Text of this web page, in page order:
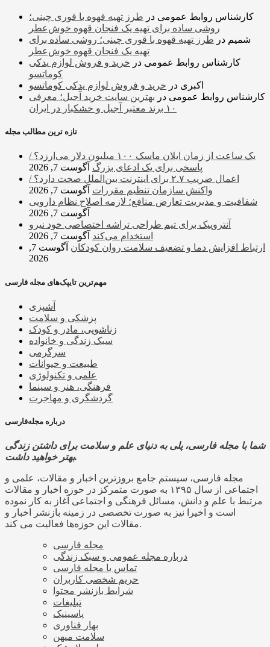
کارشناس روابط عمومی در طرز تهیه قهوه با قوری چینی؛
روشی ساده برای تهیه یک فنجان قهوه خوش‌عطر
شمیم در طرز تهیه قهوه با قوری چینی؛ روشی ساده برای
تهیه یک فنجان قهوه خوش‌عطر
کارشناس روابط عمومی در خرید و فروش لوازم یدکی
کوماتسو
اکبری در خرید و فروش لوازم یدکی کوماتسو
کارشناس روابط عمومی در بهترین سایت خرید آجیل؛ معرفی
۱۰ برند معتبر آجیل و خشکبار در ایران
تازه ترین مطالب مجله
یک ساعت از زمان ایلان ماسک ۱۰۰ میلیون دلار می‌ارزد؟ /
پاسخی برای یک ادعای بزرگ آگوست 7, 2026
اعمال ضریب ۲.۷ برای اینترنت بین‌الملل صحت دارد؟ /
واکنش سازمان تنظیم مقررات آگوست 7, 2026
شفافیت و مدیریت تعارض منافع؛ لازمه اصلاح نظام دارویی
آگوست 7, 2026
آنتروپیک برای تیم طراحی تراشه اختصاصی خود نیرو
استخدام می‌کند آگوست 7, 2026
ارتباط افزایش دما و تضعیف سلامت روان کودکان
آگوست 7,
2026
مهم‌ترین تایپک‌های مجله فارسی
آشپزی
پزشکی و سلامت
زناشویی، مادر و کودک
سبک زندگی و خانواده
سرگرمی
طبیعت و حیوانات
علمی و تکنولوژی
فرهنگی، هنر و سینما
گردشگری و مهاجرت
درباره مجله‌فارسی
شما با مجله فارسی، پلی به دنیای علم و سلامت برای داشتن زندگی
بهتر خواهید داشت.
مجله فارسی، سیستم جامع بروزترین اخبار و مقالات، علمی و
اجتماعی از سال ۱۳۹۵ به صورت متمرکز در حوزه اخبار و مقالات
مرتبط با علم و دانش، مسائل فرهنگی و اجتماعی آغاز به کار نموده
است و اخیرا نیز به صورت تخصصی در زمینه بازنشر اخبار و
مقالات این حوزه‌ها فعالیت می کند.
مجله فارسی
درباره مجله عمومی و سبک زندگی
تماس با مجله فارسی
حریم شخصی کاربران
شرایط بازنشر محتوا
تبلیغات
پاسینیک
بهار فناوری
سلامت میهن